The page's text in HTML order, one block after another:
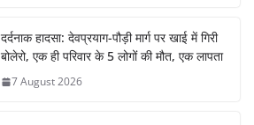
दर्दनाक हादसा: देवप्रयाग-पौड़ी मार्ग पर खाई में गिरी
बोलेरो, एक ही परिवार के 5 लोगों की मौत, एक लापता
7 August 2026